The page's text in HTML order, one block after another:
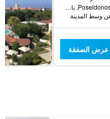
48 Poseidonos Avenue, بافوس, قبرص
عرض الصفقة